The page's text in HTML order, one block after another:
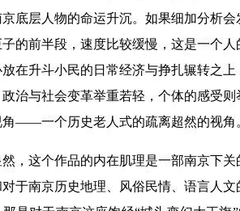
底层人物的命运升沉。如果细加分析
的前半段，速度比较缓慢，这是一个
在升斗小民的日常经济与挣扎辗转之
治与社会变革举重若轻，个体的感受
——一个历史老人式的疏离超然的视角
然，这个作品的内在肌理是一部南京下
于南京历史地理、风俗民情、语言人